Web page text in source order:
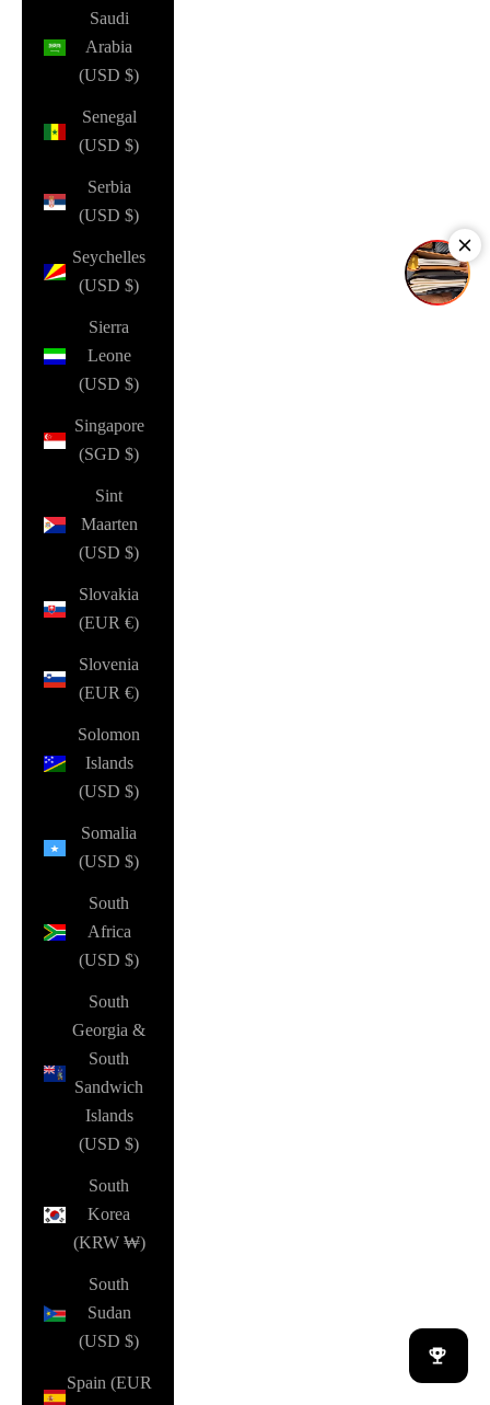
Saudi
Arabia
(USD $)
Senegal
(USD $)
Serbia
(USD $)
Seychelles
(USD $)
Sierra
Leone
(USD $)
Singapore
(SGD $)
Sint
Maarten
(USD $)
Slovakia
(EUR €)
Slovenia
(EUR €)
Solomon
Islands
(USD $)
Somalia
(USD $)
South
Africa
(USD $)
South
Georgia &
South
Sandwich
Islands
(USD $)
South
Korea
(KRW ₩)
South
Sudan
(USD $)
Spain (EUR